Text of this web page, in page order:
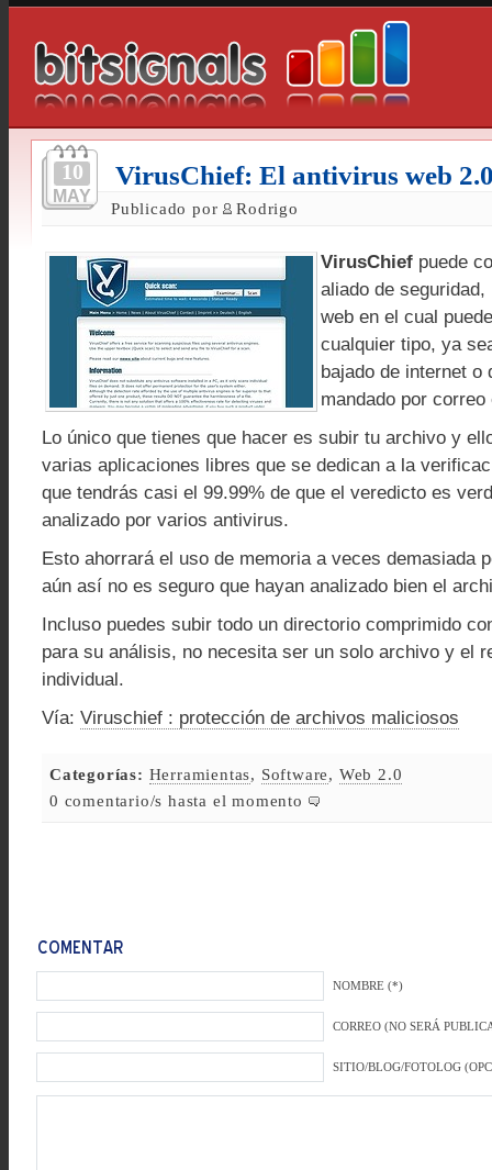
10
MAY
VirusChief: El antivirus web
Publicado por Rodrigo
VirusChief puede
aliado de
web en el cual
cualquier tipo, ya
bajado de internet o
mandado por
Lo único que tienes que hacer es subir tu archivo y
varias aplicaciones libres que se dedican a la
que tendrás casi el 99.99% de que el veredicto es
analizado por varios antivirus.
Esto ahorrará el uso de memoria a veces demasiada
aún así no es seguro que hayan analizado bien el
Incluso puedes subir todo un directorio comprimido
para su análisis, no necesita ser un solo archivo y el
individual.
Vía: Viruschief : protección de archivos maliciosos
Categorías: Herramientas, Software, Web 2.0
0 comentario/s hasta el momento
NOMBRE (*)
CORREO (NO SERÁ
SITIO/BLOG/FOTOLOG